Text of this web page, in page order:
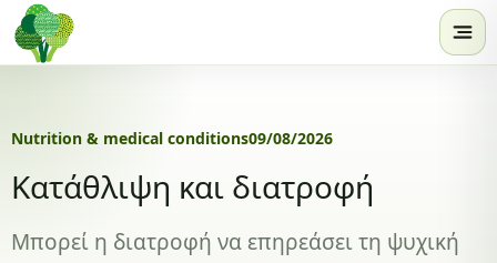
Skip to content
Nutrition & medical conditions09/08/2026
Κατάθλιψη και διατροφή
Μπορεί η διατροφή να επηρεάσει τη ψυχική